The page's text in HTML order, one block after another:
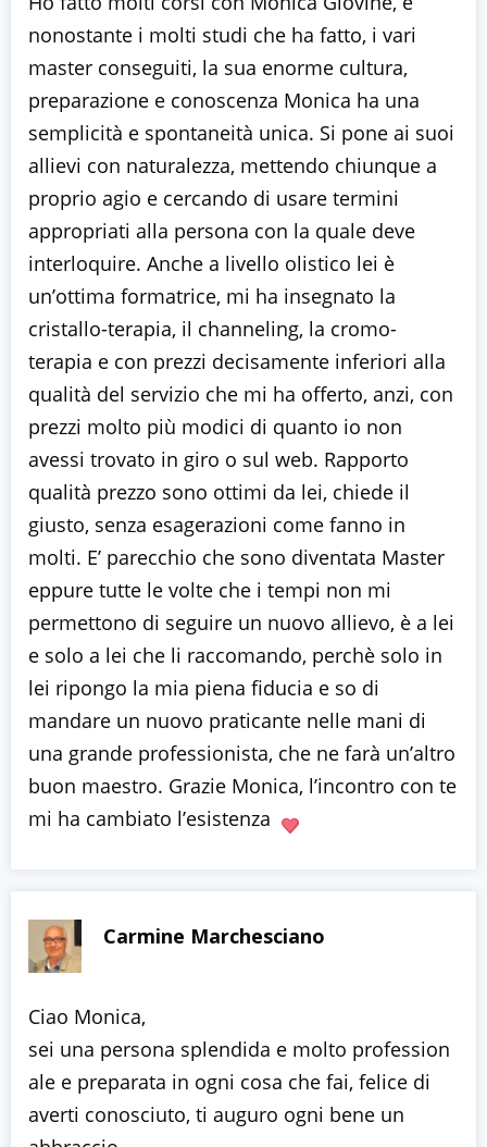
nonostante i molti studi che ha fatto, i vari
master conseguiti, la sua enorme cultura,
preparazione e conoscenza Monica ha una
semplicità e spontaneità unica. Si pone ai suoi
allievi con naturalezza, mettendo chiunque a
proprio agio e cercando di usare termini
appropriati alla persona con la quale deve
interloquire. Anche a livello olistico lei è
un’ottima formatrice, mi ha insegnato la
cristallo-terapia, il channeling, la cromo-
terapia e con prezzi decisamente inferiori alla
qualità del servizio che mi ha offerto, anzi, con
prezzi molto più modici di quanto io non
avessi trovato in giro o sul web. Rapporto
qualità prezzo sono ottimi da lei, chiede il
giusto, senza esagerazioni come fanno in
molti. E’ parecchio che sono diventata Master
eppure tutte le volte che i tempi non mi
permettono di seguire un nuovo allievo, è a lei
e solo a lei che li raccomando, perchè solo in
lei ripongo la mia piena fiducia e so di
mandare un nuovo praticante nelle mani di
una grande professionista, che ne farà un’altro
buon maestro. Grazie Monica, l’incontro con te
mi ha cambiato l’esistenza
Carmine Marchesciano
Ciao Monica,
sei una persona splendida e molto profession
ale e preparata in ogni cosa che fai, felice di
averti conosciuto, ti auguro ogni bene un